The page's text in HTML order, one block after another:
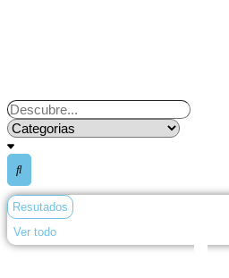
Search
...
Resutados
Ver todo